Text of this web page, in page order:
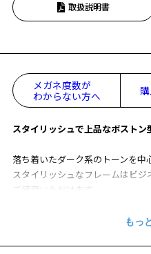
取扱説明書
メガネ度数が
わからない方へ
スタイリッシュで上品なボストン
落ち着いたダーク系のトーンを中
スタイリッシュなフレームはビジ
ご使用いただけます。